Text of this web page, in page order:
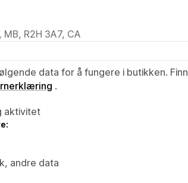
R2H 3A7, CA
data for å fungere i butikken. Finn
.
aktivitet
andre data